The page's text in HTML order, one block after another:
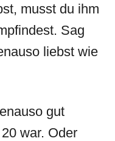
musst du ihm
Sag
liebst wie
gut
war. Oder